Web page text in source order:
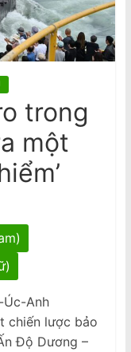
Báo của bà
Quả Hòa
VIC
trong
một
Úc-Anh
chiến lược bảo
Độ Dương –